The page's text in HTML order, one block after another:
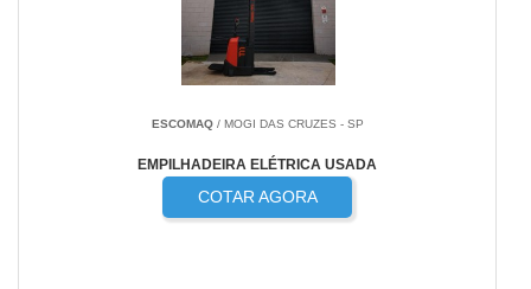
ESCOMAQ/ MOGI DAS CRUZES - SP
EMPILHADEIRA ELÉTRICA USADA
COTAR AGORA